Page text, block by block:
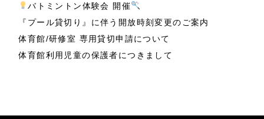
バトミントン体験会 開催
『プール貸切り』に伴う開放時刻変更のご案内
体育館/研修室 専用貸切申請について
体育館利用児童の保護者につきまして